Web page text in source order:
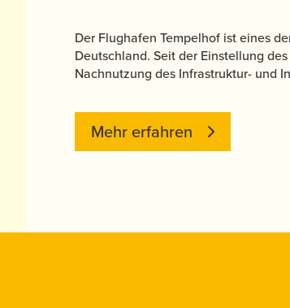
Der Flughafen Tempelhof ist eines
Deutschland. Seit der Einstellung
Nachnutzung des Infrastruktur- und
Mehr erfahren